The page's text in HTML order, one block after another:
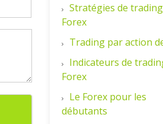
Stratégies de
Forex
Trading par action
Indicateurs de
Forex
Le Forex pour les
débutants